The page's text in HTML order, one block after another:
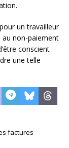
un travailleur
au non-paiement
conscient
une telle
factures